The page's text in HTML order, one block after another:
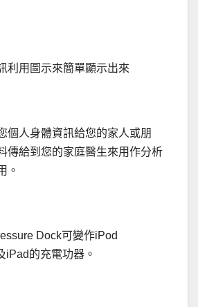
利用圖示來簡單顯示出來
個人身體資訊給您的家人或朋
傳給到您的家庭醫生來用作分析
。
Dock可變作iPod
iPad的充電功器。